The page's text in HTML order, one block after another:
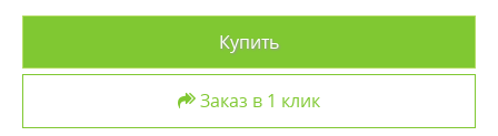
Купить
Заказ в 1 клик